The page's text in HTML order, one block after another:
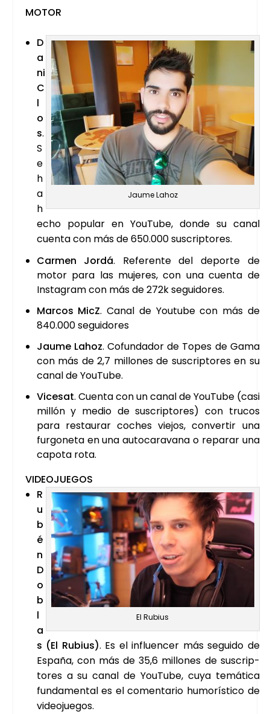
MOTOR
Jau­me Lahoz
D
a
ni
C
l
o
s.
S
e
h
a
h
echo popu­lar en You­Tu­be, don­de su canal
cuen­ta con más de 650.000 sus­crip­to­res.
Car­men Jor­dá. Refe­ren­te del depor­te de
motor para las muje­res, con una cuen­ta de
Ins­ta­gram con más de 272k segui­do­res.
Mar­cos MicZ. Canal de You­tu­be con más de
840.000 segui­do­res
Jau­me Lahoz. Cofun­da­dor de Topes de Gama
con más de 2,7 millo­nes de sus­crip­to­res en su
canal de You­Tu­be.
Vice­sat. Cuen­ta con un canal de You­Tu­be (casi
millón y medio de sus­crip­to­res) con tru­cos
para res­tau­rar coches vie­jos, con­ver­tir una
fur­go­ne­ta en una auto­ca­ra­va­na o repa­rar una
capo­ta rota.
VIDEO­JUE­GOS
El Rubius
R
u
b
é
n
D
o
b
l
a
s (El Rubius). Es el influen­cer más segui­do de
Espa­ña, con más de 35,6 millo­nes de sus­crip­
to­res a su canal de You­Tu­be, cuya temá­ti­ca
fun­da­men­tal es el comen­ta­rio humo­rís­ti­co de
video­jue­gos.